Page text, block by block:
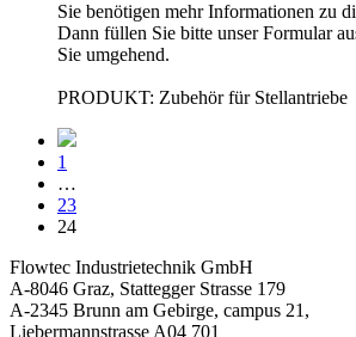
Sie benötigen mehr Informationen zu
Dann füllen Sie bitte unser Formular
Sie umgehend.
PRODUKT: Zubehör für Stellantriebe
1
…
23
24
Flowtec Industrietechnik GmbH
A-8046 Graz, Stattegger Strasse 179
A-2345 Brunn am Gebirge, campus 21,
Liebermannstrasse A04 701